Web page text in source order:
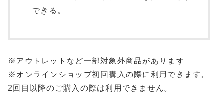
できる。
※アウトレットなど一部対象外商品があります
※オンラインショップ初回購入の際に利用できます。
2回目以降のご購入の際は利用できません。